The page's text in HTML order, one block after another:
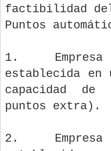
factibilidad
Puntos
1.
establecida en
capacidad de
puntos extra).
2.